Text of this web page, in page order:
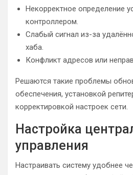
Некорректное определение
контроллером.
Слабый сигнал из-за
хаба.
Конфликт адресов или
Решаются такие проблемы
обеспечения, установкой
корректировкой настроек сети.
Настройка
управления
Настраивать систему удобнее